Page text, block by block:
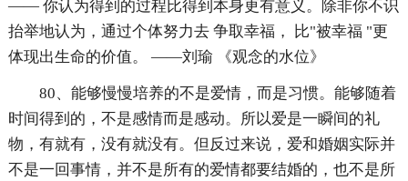
—— 你认为得到的过程比得到本身更有意义。除非你不识
抬举地认为，通过个体努力去 争取幸福， 比"被幸福 "更
体现出生命的价值。 ——刘瑜 《观念的水位》
80、能够慢慢培养的不是爱情，而是习惯。能够随着
时间得到的，不是感情而是感动。所以爱是一瞬间的礼
物，有就有，没有就没有。但反过来说，爱和婚姻实际并
不是一回事情，并不是所有的爱情都要结婚的，也不是所